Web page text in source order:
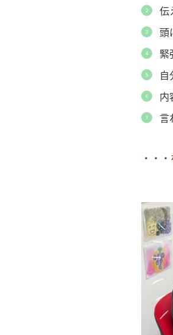
伝
頭
緊
内
言
・・